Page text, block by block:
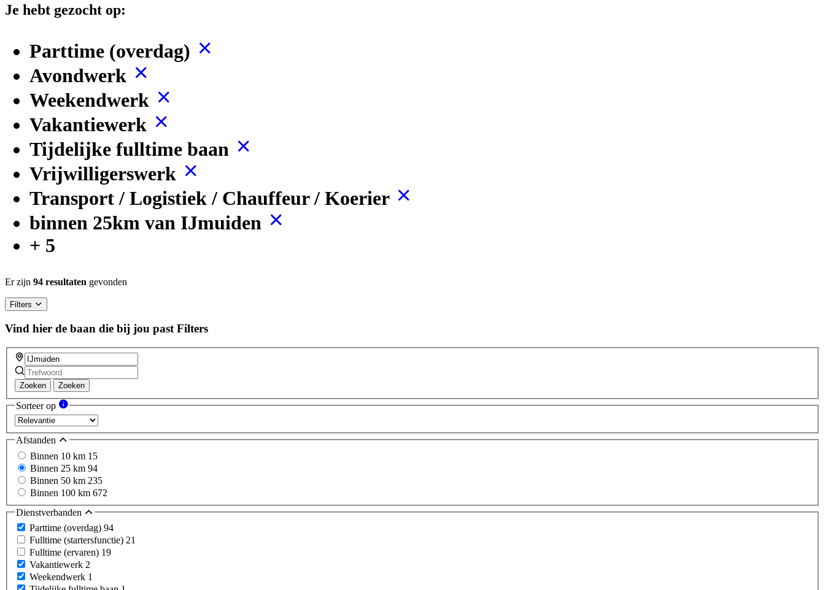
Je hebt gezocht op:
Parttime (overdag)
Avondwerk
Weekendwerk
Vakantiewerk
Tijdelijke fulltime baan
Vrijwilligerswerk
Transport / Logistiek / Chauffeur / Koerier
binnen 25km van IJmuiden
+ 5
Er zijn 94 resultaten gevonden
Filters
Vind hier de baan die bij jou past Filters
Zoeken Zoeken
Sorteer op
Afstanden
Binnen 10 km 15
Binnen 25 km 94
Binnen 50 km 235
Binnen 100 km 672
Dienstverbanden
Parttime (overdag) 94
Fulltime (startersfunctie) 21
Fulltime (ervaren) 19
Vakantiewerk 2
Weekendwerk 1